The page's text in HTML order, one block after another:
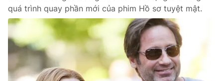
quá trình quay phần mới của phim Hồ sơ tuyệt mật.